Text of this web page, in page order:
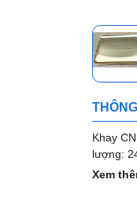
Khay
lượng:
Xem